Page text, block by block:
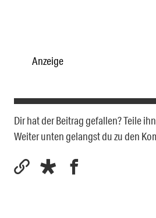
Anzeige
Dir hat der Beitrag gefallen? Teile
Weiter unten gelangst du zu den